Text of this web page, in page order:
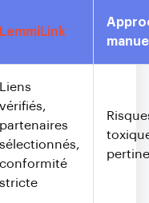
LemmiLink
Liens
vérifiés,
partenaires
sélectionnés,
conformité
stricte